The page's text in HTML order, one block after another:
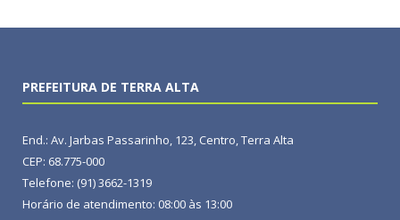
PREFEITURA DE TERRA ALTA
End.: Av. Jarbas Passarinho, 123, Centro, Terra Alta
CEP: 68.775-000
Telefone: (91) 3662-1319
Horário de atendimento: 08:00 às 13:00